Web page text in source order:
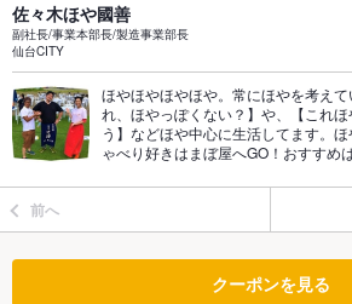
佐々木ほや國善
副社長/事業本部長/製造事業部長
仙台CITY
ほやほやほやほや。常にほやを考え
れ、ほやっぽくない？】や、【これ
う】などほや中心に生活してます。
ゃべり好きはまぼ屋へGO！おすすめ
前へ
クーポンを見る